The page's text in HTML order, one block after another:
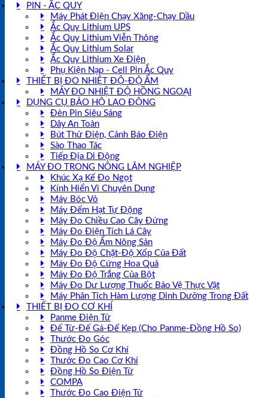
PIN - ẮC QUY
Máy Phát Điện Chạy Xăng-Chạy Dầu
Ắc Quy Lithium UPS
Ắc Quy Lithium Viễn Thông
Ắc Quy Lithium Solar
Ắc Quy Lithium Xe Điện
Phụ Kiện Nạp - Cell Pin Ắc Quy
THIẾT BỊ ĐO NHIỆT ĐỘ-ĐỘ ẨM
MÁY ĐO NHIỆT ĐỘ HỒNG NGOẠI
DỤNG CỤ BẢO HỘ LAO ĐỘNG
Đèn Pin Siêu Sáng
Dây An Toàn
Bút Thử Điện, Cảnh Báo Điện
Sào Thao Tác
Tiếp Địa Di Động
MÁY ĐO TRONG NÔNG LÂM NGHIỆP
Khúc Xạ Kế Đo Ngọt
Kính Hiển Vi Chuyên Dụng
Máy Bóc Vỏ
Máy Đếm Hạt Tự Động
Máy Đo Chiều Cao Cây Đứng
Máy Đo Điện Tích Lá Cây
Máy Đo Độ Ẩm Nông Sản
Máy Đo Độ Chặt-Độ Xốp Của Đất
Máy Đo Độ Cứng Hoa Quả
Máy Đo Độ Trắng Của Bột
Máy Đo Dư Lượng Thuốc Bảo Vệ Thực Vật
Máy Phân Tích Hàm Lượng Dinh Dưỡng Trong Đất
THIẾT BỊ ĐO CƠ KHÍ
Panme Điện Tử
Đế Từ-Đế Gá-Đế Kẹp (Cho Panme-Đồng Hồ So)
Thước Đo Góc
Đồng Hồ So Cơ Khí
Thước Đo Cao Cơ Khí
Đồng Hồ So Điện Tử
COMPA
Thước Đo Cao Điện Tử